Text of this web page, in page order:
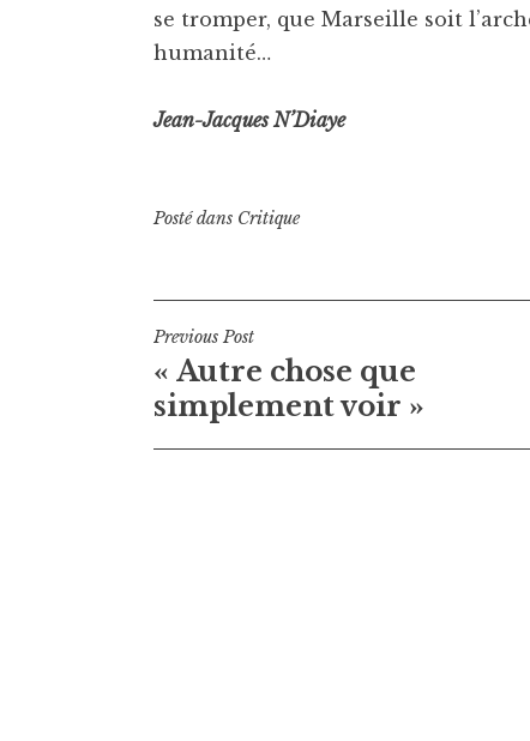
se tromper, que Marseille soit
humanité…
Jean-Jacques N’Diaye
Posté dans Critique
Navigation
de
l’article
Previous Post
« Autre chose que
simplement voir »